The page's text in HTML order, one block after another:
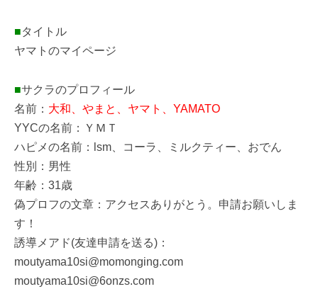
■タイトル
ヤマトのマイページ
■サクラのプロフィール
名前： 大和、やまと、ヤマト、YAMATO
YYCの名前：ＹＭＴ
ハピメの名前：lsm、コーラ、ミルクティー、おでん
性別：男性
年齢：31歳
偽プロフの文章：アクセスありがとう。申請お願いしま
す！
誘導メアド(友達申請を送る)：
moutyama10si@momonging.com
moutyama10si@6onzs.com